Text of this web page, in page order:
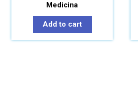
Medicina
Add to cart